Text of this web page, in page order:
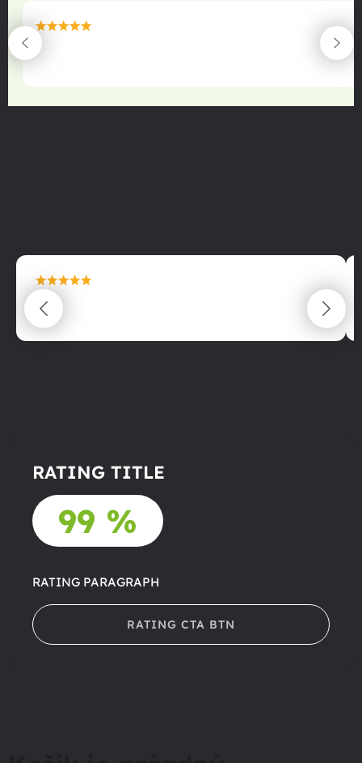
maximální spokojenost
22.06.2025
maximální spokojenost
22.06.2025
RATING TITLE
99 %
RATING PARAGRAPH
RATING CTA BTN